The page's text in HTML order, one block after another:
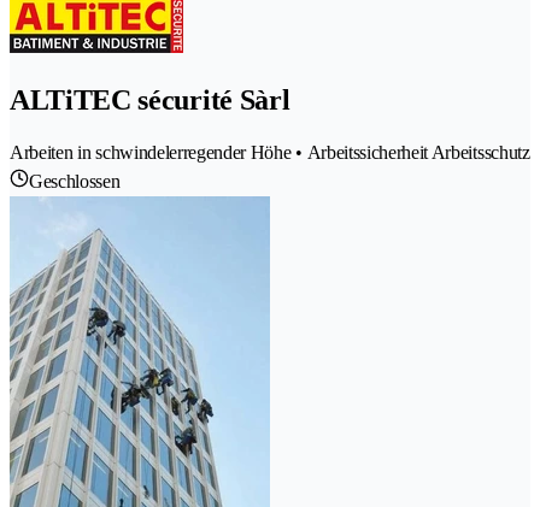
ALTiTEC sécurité Sàrl
Arbeiten in schwindelerregender Höhe • Arbeitssicherheit Arbeitsschutz
Geschlossen